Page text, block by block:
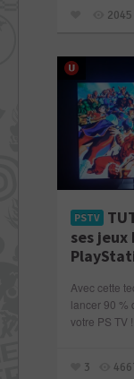
2045
PSTV
ses jeux
Avec cette
lancer 90 %
votre PS TV
3